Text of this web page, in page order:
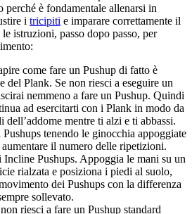
perché è fondamentale allenarsi in
i tricipiti e imparare correttamente il
istruzioni, passo dopo passo, per
come fare un Pushup di fatto è
del Plank. Se non riesci a eseguire un
nemmeno a fare un Pushup. Quindi
ad esercitarti con i Plank in modo da
dell’addome mentre ti alzi e ti abbassi.
tenendo le ginocchia appoggiate
il numero delle ripetizioni.
Pushups. Appoggia le mani su un
rialzata e posiziona i piedi al suolo,
dei Pushups con la differenza
sollevato.
riesci a fare un Pushup standard